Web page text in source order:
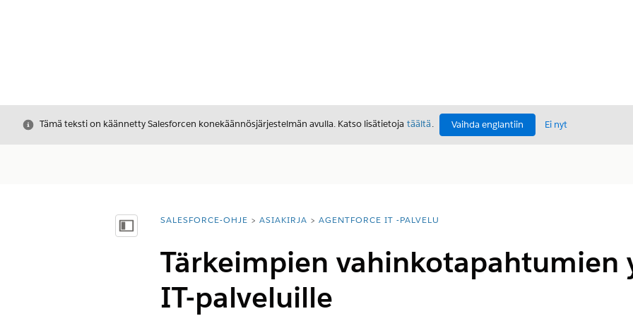
Sulje
Tämä teksti on käännetty Salesforcen konekäännösjärjestelmän avulla. Katso lisätietoja täältä. Vaihda englantiin Ei nyt
Näytä sisällysluettelo
Olet tässä:
SALESFORCE-OHJE ASIAKIRJA AGENTFORCE IT -PALVELU
Tärkeimpien vahinkotapahtumien
IT-palveluille